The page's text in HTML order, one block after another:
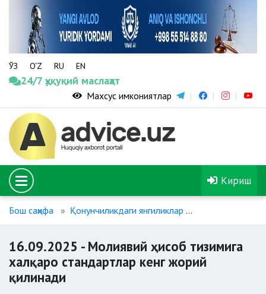
ЎЗ O‘Z RU EN
24/7 ҳуқуқий маслаҳат
Махсус имкониятлар
Кириш
Бош саҳифа Қонунчиликдаги янгиликлар
16.09.2025 - Молиявий ҳисоб тизимига
халқаро стандартлар кенг жорий
қилинади